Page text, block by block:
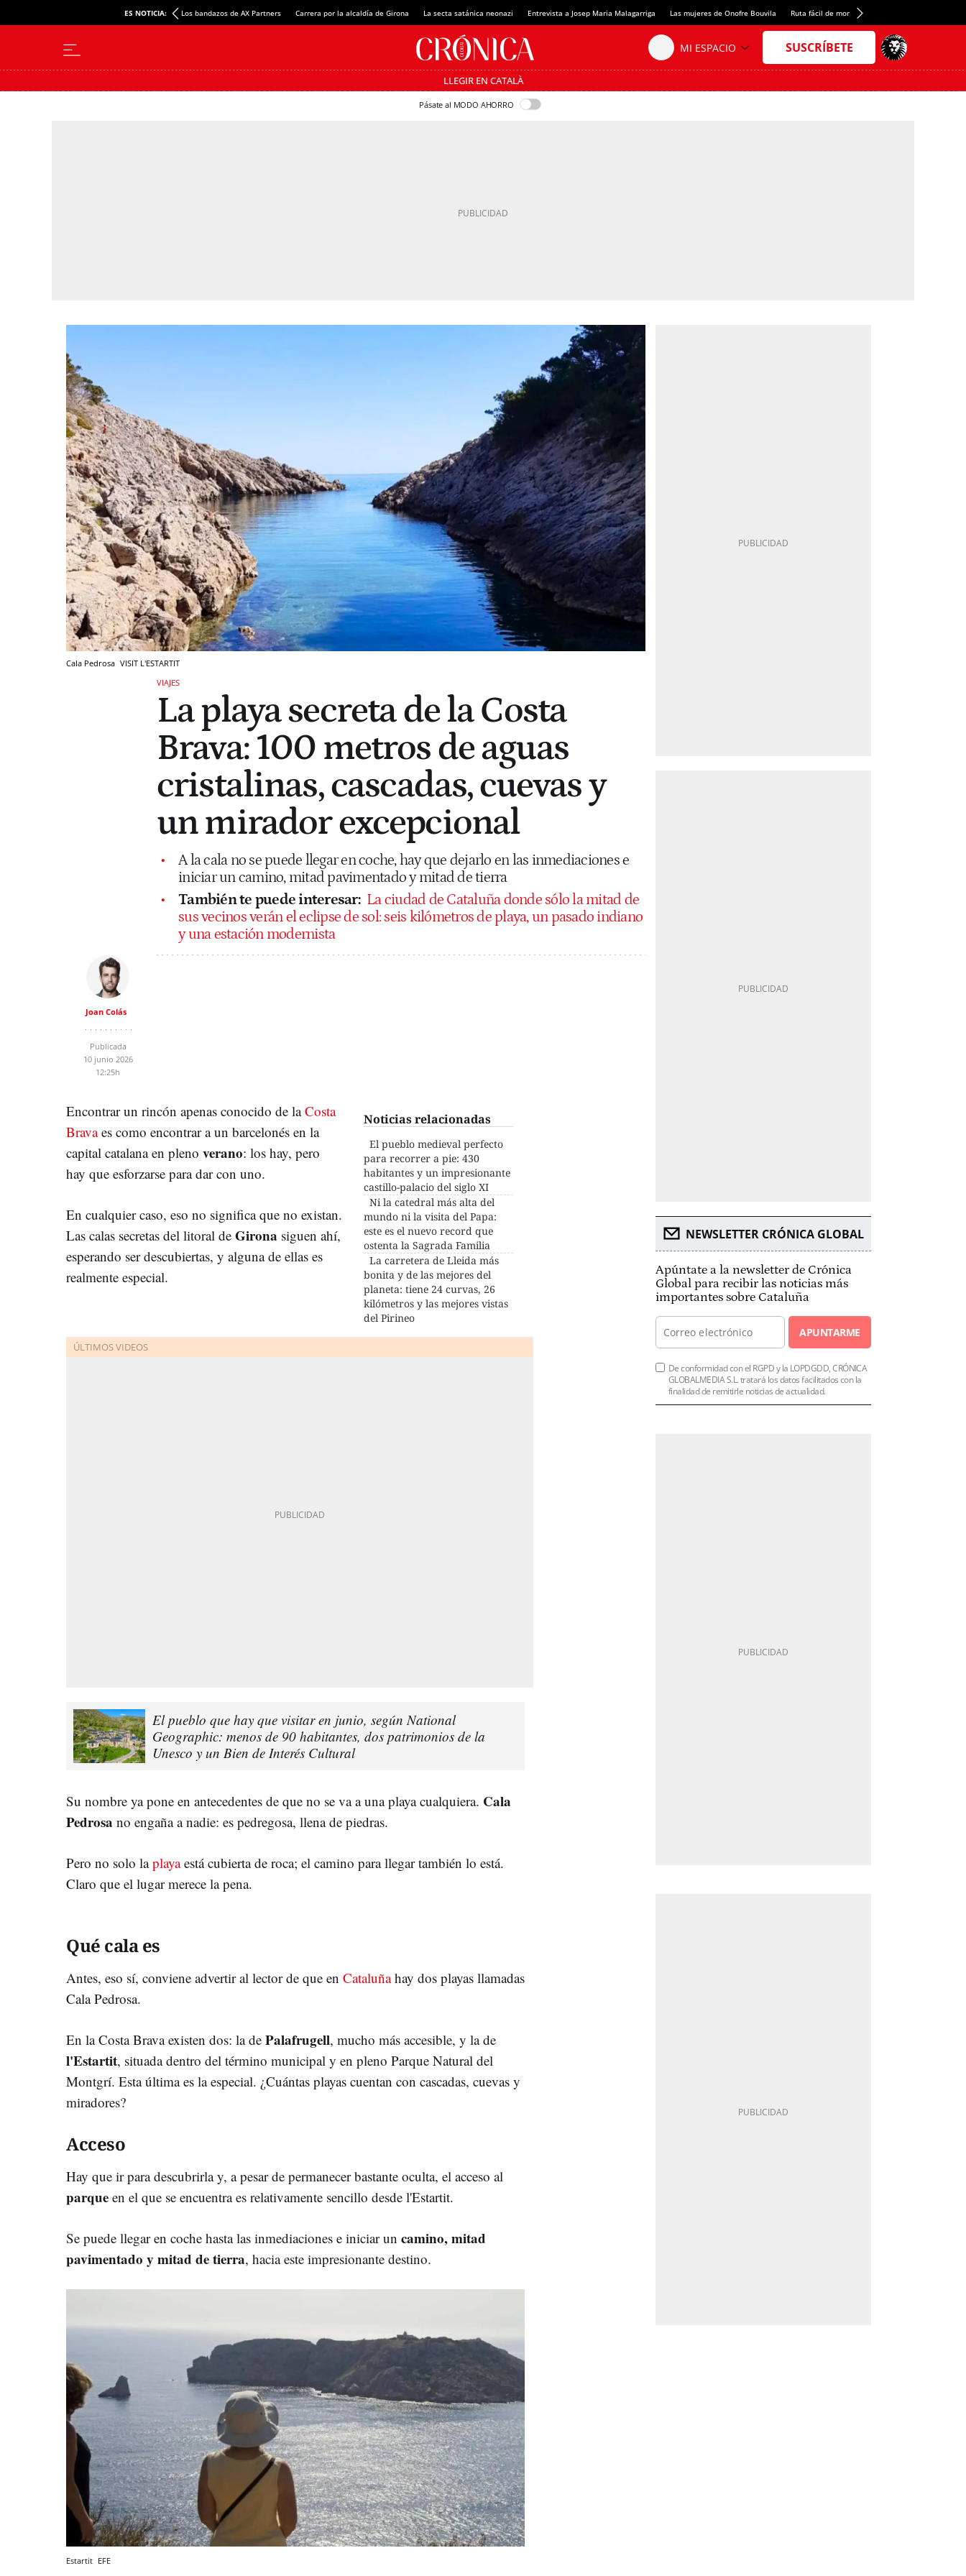
ES NOTICIA: Los bandazos de AX Partners Carrera por la alcaldía de Girona La secta satánica neonazi Entrevista a Josep Maria Malagarriga Las mujeres de Onofre Bouvila Ruta fácil de montaña
LLEGIR EN CATALÀ
Pásate al MODO AHORRO
Cala Pedrosa VISIT L'ESTARTIT
VIAJES
La playa secreta de la Costa
Brava: 100 metros de aguas
cristalinas, cascadas, cuevas y
un mirador excepcional
A la cala no se puede llegar en coche, hay que dejarlo en las inmediaciones e
iniciar un camino, mitad pavimentado y mitad de tierra
También te puede interesar: La ciudad de Cataluña donde sólo la mitad de
sus vecinos verán el eclipse de sol: seis kilómetros de playa, un pasado indiano
y una estación modernista
Joan Colás
Publicada
10 junio 2026
12:25h
Noticias relacionadas
El pueblo medieval perfecto
para recorrer a pie: 430
habitantes y un impresionante
castillo-palacio del siglo XI
Ni la catedral más alta del
mundo ni la visita del Papa:
este es el nuevo record que
ostenta la Sagrada Familia
La carretera de Lleida más
bonita y de las mejores del
planeta: tiene 24 curvas, 26
kilómetros y las mejores vistas
del Pirineo
Encontrar un rincón apenas conocido de laCosta
Bravaes como encontrar a un barcelonés en la
capital catalana en pleno verano: los hay, pero
hay que esforzarse para dar con uno.
En cualquier caso, eso no significa que no existan.
Las calas secretas del litoral de Girona siguen ahí,
esperando ser descubiertas, y alguna de ellas es
realmente especial.
El pueblo que hay que visitar en junio, según National
Geographic: menos de 90 habitantes, dos patrimonios de la
Unesco y un Bien de Interés Cultural
Su nombre ya pone en antecedentes de que no se va a una playa cualquiera. Cala
Pedrosa no engaña a nadie: es pedregosa, llena de piedras.
Pero no solo laplayaestá cubierta de roca; el camino para llegar también lo está.
Claro que el lugar merece la pena.
Qué cala es
Antes, eso sí, conviene advertir al lector de que en Cataluñahay dos playas llamadas
Cala Pedrosa.
En la Costa Brava existen dos: la de Palafrugell, mucho más accesible, y la de
l'Estartit, situada dentro del término municipal y en pleno Parque Natural del
Montgrí. Esta última es la especial. ¿Cuántas playas cuentan con cascadas, cuevas y
miradores?
Acceso
Hay que ir para descubrirla y, a pesar de permanecer bastante oculta, el acceso al
parque en el que se encuentra es relativamente sencillo desde l'Estartit.
Se puede llegar en coche hasta las inmediaciones e iniciar un camino, mitad
pavimentado y mitad de tierra, hacia este impresionante destino.
Estartit EFE
NEWSLETTER CRÓNICA GLOBAL
Apúntate a la newsletter de Crónica
Global para recibir las noticias más
importantes sobre Cataluña
APUNTARME
De conformidad con el RGPD y la LOPDGDD, CRÓNICA
GLOBALMEDIA S.L. tratará los datos facilitados con la
finalidad de remitirle noticias de actualidad.